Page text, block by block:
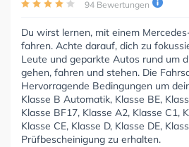
94 Bewertungen
Du wirst lernen, mit einem
fahren. Achte darauf, dich zu
Leute und geparkte Autos rund um
gehen, fahren und stehen. Die
Hervorragende Bedingungen um
Klasse B Automatik, Klasse BE,
Klasse BF17, Klasse A2, Klasse C1,
Klasse CE, Klasse D, Klasse DE,
Prüfbescheinigung zu erhalten.